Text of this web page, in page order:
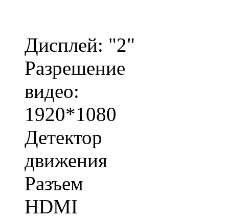
Дисплей: "2"
Разрешение
видео:
1920*1080
Детектор
движения
Разъем
HDMI